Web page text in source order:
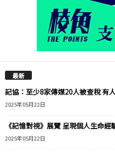
最新
記協：至少8家傳媒20人被查稅 有
2025年05月22日
《記憶對視》展覽 呈現個人生命
2025年05月22日